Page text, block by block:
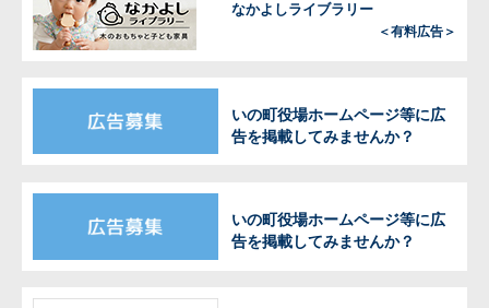
なかよしライブラリー
＜有料広告＞
いの町役場ホームページ等に広
告を掲載してみませんか？
いの町役場ホームページ等に広
告を掲載してみませんか？